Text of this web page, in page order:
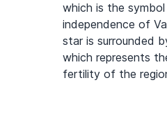
which is the
independence of
star is surrounded
which represents
fertility of the